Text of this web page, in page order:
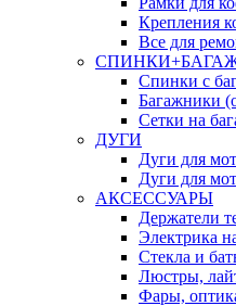
Крепления
Все для
Спинки с
Багажники
Сетки на
ДУГИ
Дуги для
Дуги для
АКСЕССУАРЫ
Держатели
Электрика
Стекла и
Люстры,
Фары,